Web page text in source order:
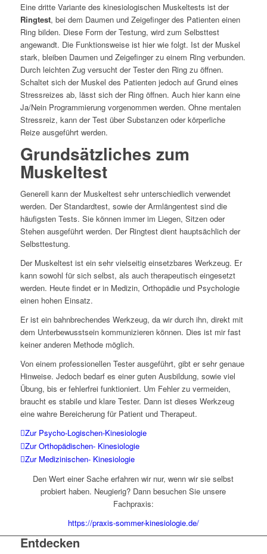
Eine dritte Variante des kinesiologischen Muskeltests ist der
Ringtest, bei dem Daumen und Zeigefinger des Patienten einen
Ring bilden. Diese Form der Testung, wird zum Selbsttest
angewandt. Die Funktionsweise ist hier wie folgt. Ist der Muskel
stark, bleiben Daumen und Zeigefinger zu einem Ring verbunden.
Durch leichten Zug versucht der Tester den Ring zu öffnen.
Schaltet sich der Muskel des Patienten jedoch auf Grund eines
Stressreizes ab, lässt sich der Ring öffnen. Auch hier kann eine
Ja/Nein Programmierung vorgenommen werden. Ohne mentalen
Stressreiz, kann der Test über Substanzen oder körperliche
Reize ausgeführt werden.
Grundsätzliches zum
Muskeltest
Generell kann der Muskeltest sehr unterschiedlich verwendet
werden. Der Standardtest, sowie der Armlängentest sind die
häufigsten Tests. Sie können immer im Liegen, Sitzen oder
Stehen ausgeführt werden. Der Ringtest dient hauptsächlich der
Selbsttestung.
Der Muskeltest ist ein sehr vielseitig einsetzbares Werkzeug. Er
kann sowohl für sich selbst, als auch therapeutisch eingesetzt
werden. Heute findet er in Medizin, Orthopädie und Psychologie
einen hohen Einsatz.
Er ist ein bahnbrechendes Werkzeug, da wir durch ihn, direkt mit
dem Unterbewusstsein kommunizieren können. Dies ist mir fast
keiner anderen Methode möglich.
Von einem professionellen Tester ausgeführt, gibt er sehr genaue
Hinweise. Jedoch bedarf es einer guten Ausbildung, sowie viel
Übung, bis er fehlerfrei funktioniert. Um Fehler zu vermeiden,
braucht es stabile und klare Tester. Dann ist dieses Werkzeug
eine wahre Bereicherung für Patient und Therapeut.
Zur Psycho-Logischen-Kinesiologie
Zur Orthopädischen- Kinesiologie
Zur Medizinischen- Kinesiologie
Den Wert einer Sache erfahren wir nur, wenn wir sie selbst
probiert haben. Neugierig? Dann besuchen Sie unsere
Fachpraxis:
https://praxis-sommer-kinesiologie.de/
Entdecken